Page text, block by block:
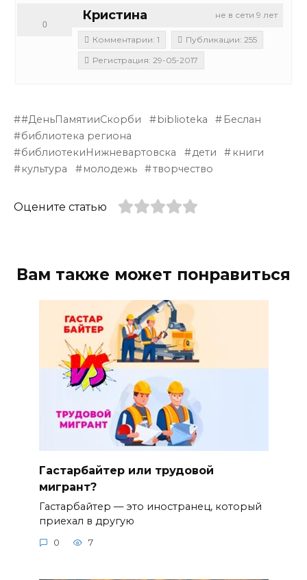
не в сети 9 лет
Кристина
0
Комментарии: 1
Публикации: 255
Регистрация: 29-05-2017
#ДеньПамятииСкорби biblioteka
Беслан
библиотека региона
библиотекиНижневартовска
дети
книги
культура
молодежь творчество
Оцените статью
Вам также может понравиться
Гастарбайтер или трудовой
мигрант?
Гастарбайтер — это иностранец, который
приехал в другую
0 7